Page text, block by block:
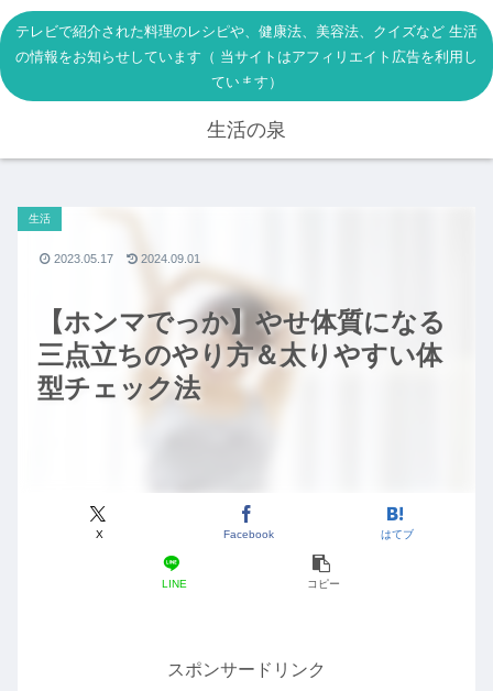
テレビで紹介された料理のレシピや、健康法、美容法、クイズなど 生活
の情報をお知らせしています（ 当サイトはアフィリエイト広告を利用し
ています）
生活の泉
【ホンマでっか】やせ体質になる
三点立ちのやり方＆太りやすい体
型チェック法
生活
X Facebook はてブ
LINE コピー
2023.05.17 2024.09.01
スポンサードリンク